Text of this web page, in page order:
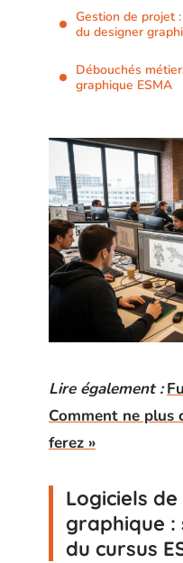
Gestion de projet
du designer
Débouchés
graphique ESMA
Lire également :
Comment ne plus
ferez »
Logiciels
graphique :
du cursus